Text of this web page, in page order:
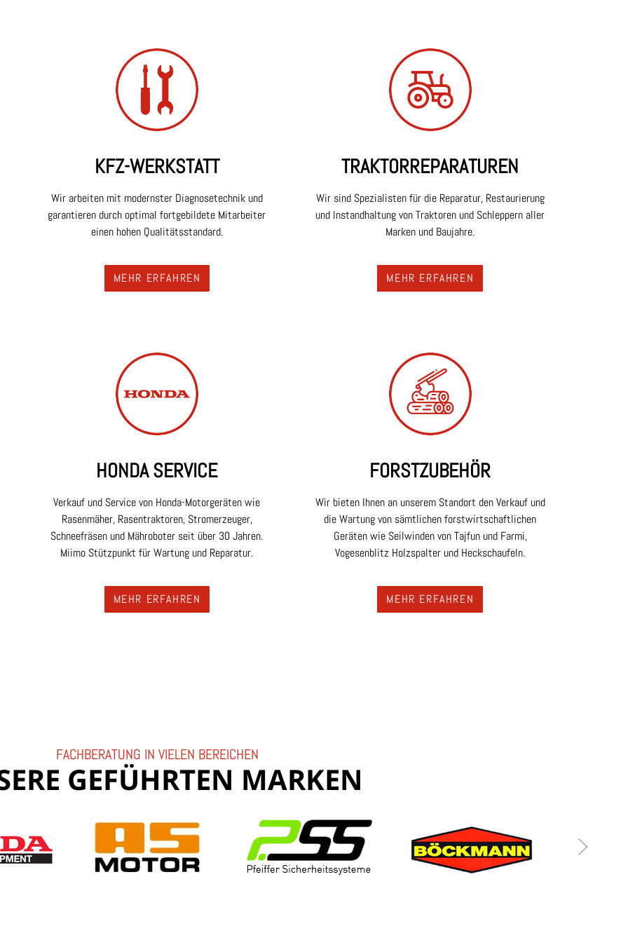
KFZ-WERKSTATT
Wir arbeiten mit modernster Diagnosetechnik und
garantieren durch optimal fortgebildete Mitarbeiter
einen hohen Qualitätsstandard.
MEHR ERFAHREN
TRAKTORREPARATUREN
Wir sind Spezialisten für die Reparatur, Restaurierung
und Instandhaltung von Traktoren und Schleppern aller
Marken und Baujahre.
MEHR ERFAHREN
HONDA SERVICE
Verkauf und Service von Honda-Motorgeräten wie
Rasenmäher, Rasentraktoren, Stromerzeuger,
Schneefräsen und Mähroboter seit über 30 Jahren.
Miimo Stützpunkt für Wartung und Reparatur.
MEHR ERFAHREN
FORSTZUBEHÖR
Wir bieten Ihnen an unserem Standort den Verkauf und
die Wartung von sämtlichen forstwirtschaftlichen
Geräten wie Seilwinden von Tajfun und Farmi,
Vogesenblitz Holzspalter und Heckschaufeln.
MEHR ERFAHREN
FACHBERATUNG IN VIELEN BEREICHEN
GEFÜHRTEN MARKEN